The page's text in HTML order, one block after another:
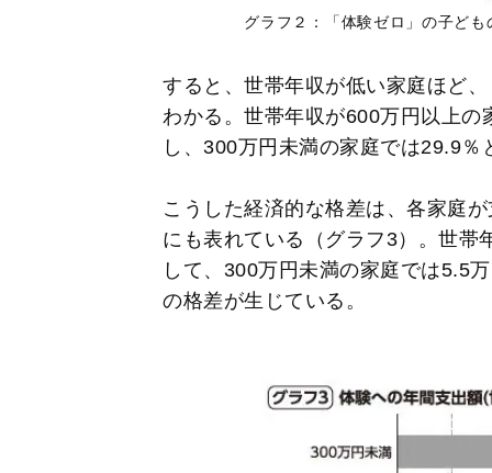
グラフ２：「体験ゼロ」の子ど
すると、世帯年収が低い家庭ほど
わかる。世帯年収が600万円以上
し、300万円未満の家庭では29.9
こうした経済的な格差は、各家庭
にも表れている（グラフ3）。世帯
して、300万円未満の家庭では5.5
の格差が生じている。